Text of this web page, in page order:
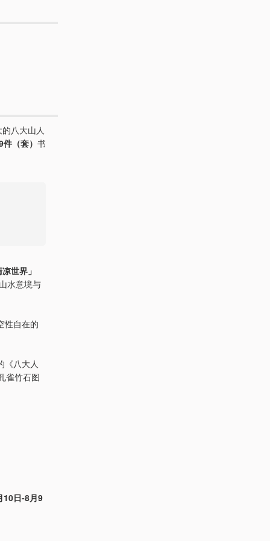
八大山人
（套） 书
世界」
水意境与
性自在的
《八大人
雀竹石图
10日-8月9